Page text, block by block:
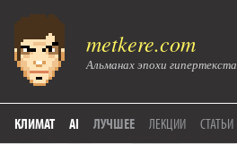
metkere.com
Альманах эпохи гипертекста
КЛИМАТ AI ЛУЧШЕЕ ЛЕКЦИИ СТАТЬИ